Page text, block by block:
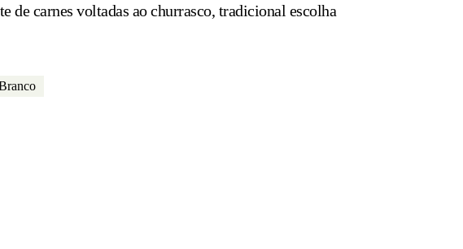
de carnes voltadas ao churrasco, tradicional escolha